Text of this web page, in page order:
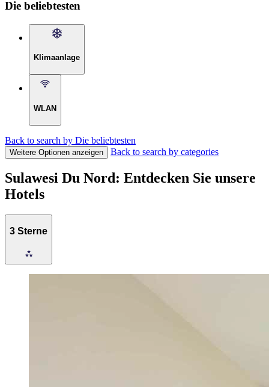
Die beliebtesten
Klimaanlage
WLAN
Back to search by Die beliebtesten
Weitere Optionen anzeigen Back to search by categories
Sulawesi Du Nord: Entdecken Sie unsere
Hotels
3 Sterne